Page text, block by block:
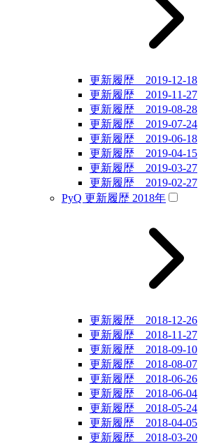
更新履歴 2019-12-18
更新履歴 2019-11-27
更新履歴 2019-08-28
更新履歴 2019-07-24
更新履歴 2019-06-18
更新履歴 2019-04-15
更新履歴 2019-03-27
更新履歴 2019-02-27
PyQ 更新履歴 2018年
更新履歴 2018-12-26
更新履歴 2018-11-27
更新履歴 2018-09-10
更新履歴 2018-08-07
更新履歴 2018-06-26
更新履歴 2018-06-04
更新履歴 2018-05-24
更新履歴 2018-04-05
更新履歴 2018-03-20